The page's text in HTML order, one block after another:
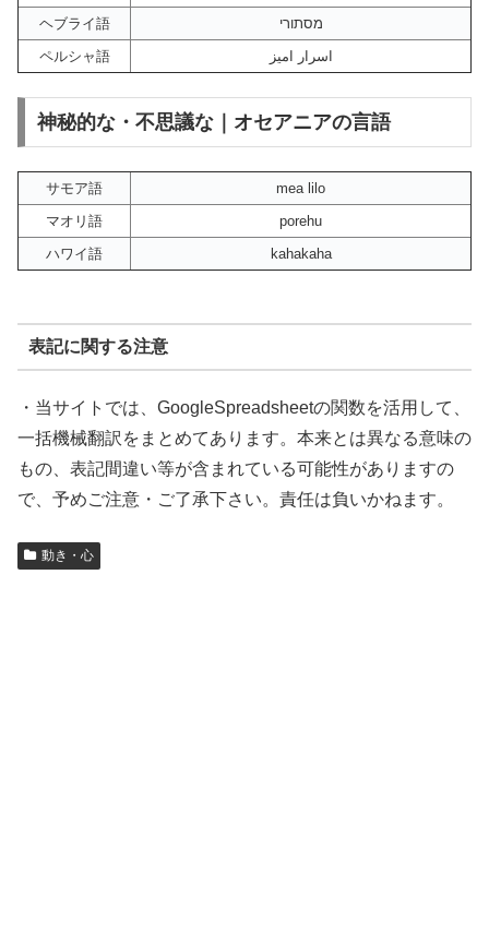
ヘブライ語
מסתורי
ペルシャ語
اسرار امیز
神秘的な・不思議な｜オセアニアの言語
サモア語
mea lilo
マオリ語
porehu
ハワイ語
kahakaha
表記に関する注意
・当サイトでは、GoogleSpreadsheetの関数を活用して、
一括機械翻訳をまとめてあります。本来とは異なる意味の
もの、表記間違い等が含まれている可能性がありますの
で、予めご注意・ご了承下さい。責任は負いかねます。
動き・心